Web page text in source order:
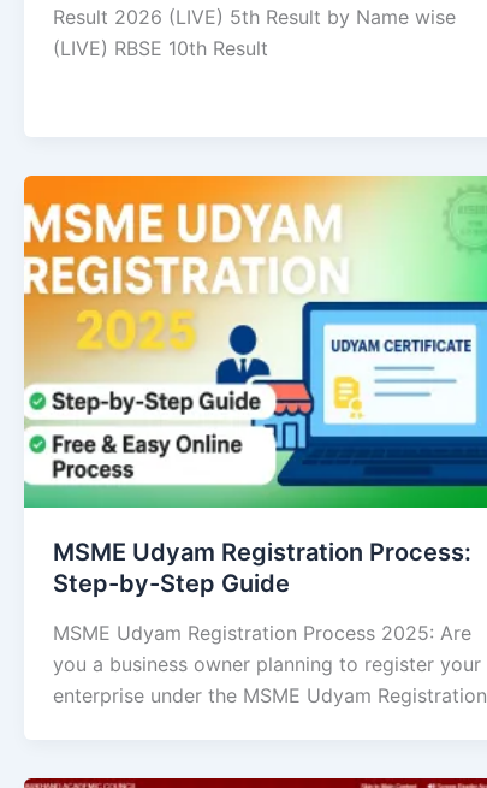
Result 2026 (LIVE) 5th Result by Name wise
(LIVE) RBSE 10th Result
MSME Udyam Registration Process:
Step-by-Step Guide
MSME Udyam Registration Process 2025: Are
you a business owner planning to register your
enterprise under the MSME Udyam Registration